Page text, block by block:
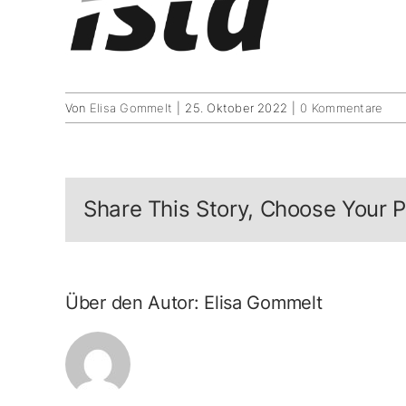
Von Elisa Gommelt 25. Oktober 2022 0 Kommentare
Share This Story, Choose Your
Über den Autor: Elisa Gommelt